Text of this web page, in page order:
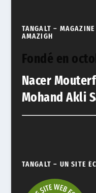
TANGALT –
AMAZIGH
Fondé en
Nacer
Mohand Akli
TANGALT – UN SITE